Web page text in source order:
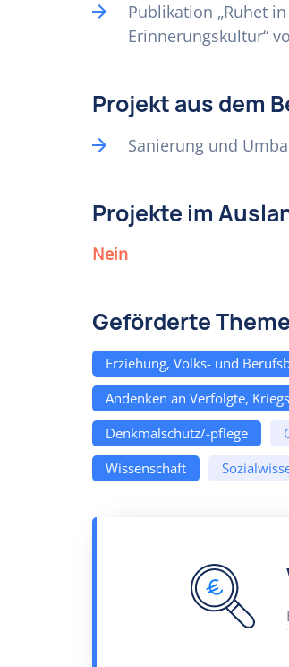
Publikation „Ruhet
Erinnerungskultur“
Projekt aus dem
Sanierung und
Projekte im
Nein
Geförderte
Erziehung, Volks- und
Andenken an Verfolgte,
Denkmalschutz/-pflege
Wissenschaft